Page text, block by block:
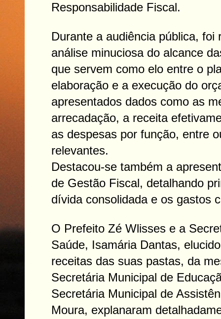
Responsabilidade Fiscal.
Durante a audiência pública, foi
análise minuciosa do alcance
que servem como elo entre o
elaboração e a execução do
apresentados dados como as
arrecadação, a receita
as despesas por função, entre
relevantes.
Destacou-se também a
de Gestão Fiscal, detalhando
dívida consolidada e os gastos
O Prefeito Zé Wlisses e a
Saúde, Isamária Dantas,
receitas das suas pastas, da
Secretária Municipal de
Secretária Municipal de
Moura, explanaram